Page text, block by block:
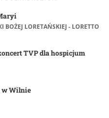
BOŻEJ LORETAŃSKIEJ - LORETTO
TVP dla hospicjum
w Wilnie